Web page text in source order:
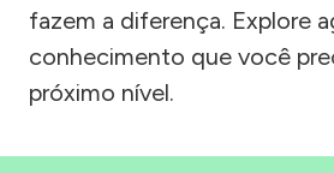
fazem a diferença. Explore
conhecimento que você
próximo nível.